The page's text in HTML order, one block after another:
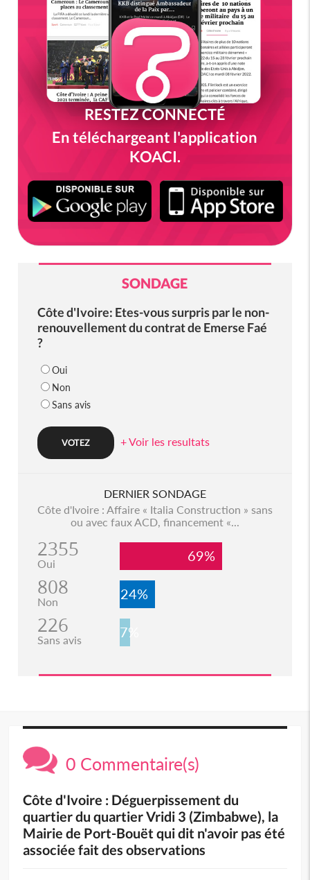
RESTEZ CONNECTÉ
En téléchargeant l'application
KOACI.
SONDAGE
Côte d'Ivoire: Etes-vous surpris par le non-
renouvellement du contrat de Emerse Faé
?
Oui
Non
Sans avis
+ Voir les resultats
DERNIER SONDAGE
Côte d'Ivoire : Affaire « Italia Construction » sans
ou avec faux ACD, financement «...
2355
Oui 69%
808
Non 24%
226
Sans avis 7%
0 Commentaire(s)
Côte d'Ivoire : Déguerpissement du
quartier du quartier Vridi 3 (Zimbabwe), la
Mairie de Port-Bouët qui dit n'avoir pas été
associée fait des observations